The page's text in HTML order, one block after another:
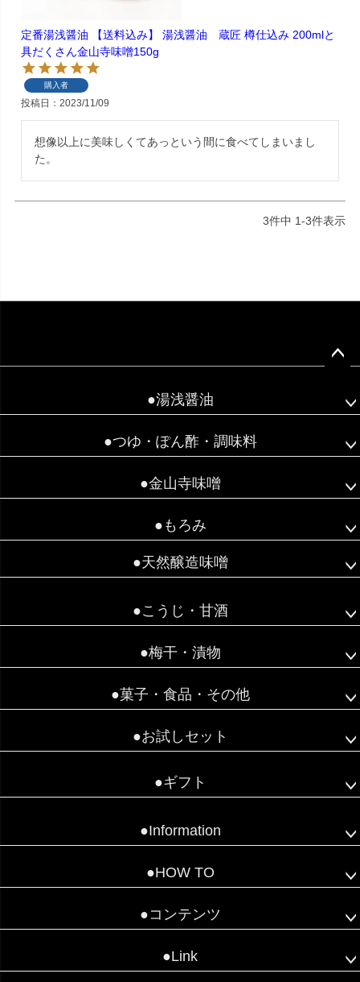
定番湯浅醤油 【送料込み】 湯浅醤油 蔵匠 樽仕込み 200mlと
具だくさん金山寺味噌150g
購入者
投稿日 2023/11/09
想像以上に美味しくてあっという間に食べてしまいまし
た。
3件中 1-3件表示
●湯浅醤油
●つゆ・ぽん酢・調味料
●金山寺味噌
●もろみ
●天然醸造味噌
●こうじ・甘酒
●梅干・漬物
●菓子・食品・その他
●お試しセット
●ギフト
●Information
●HOW TO
●コンテンツ
●Link